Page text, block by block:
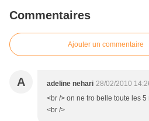
Commentaires
Ajouter un commentaire
A adeline nehari 28/02/2010
<br /> on ne tro belle toute les
<br />